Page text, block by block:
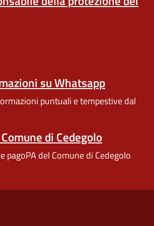
su Whatsapp
puntuali e tempestive dal
di Cedegolo
pagoPA del Comune di Cedegolo